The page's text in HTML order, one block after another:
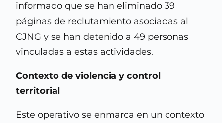
informado que se han eliminado 39
páginas de reclutamiento asociadas al
CJNG y se han detenido a 49 personas
vinculadas a estas actividades. ​
Contexto de violencia y control
territorial
Este operativo se enmarca en un contexto